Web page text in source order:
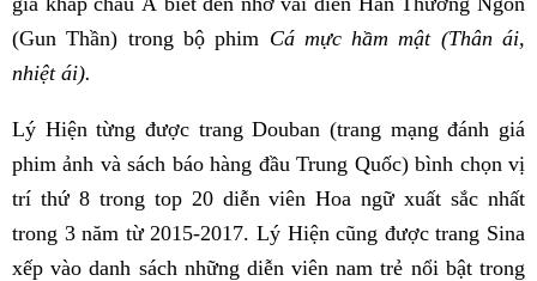
(Gun Thần) trong bộ phim Cá mực hầm mật (Thân ái,
nhiệt ái).
Lý Hiện từng được trang Douban (trang mạng đánh giá
phim ảnh và sách báo hàng đầu Trung Quốc) bình chọn vị
trí thứ 8 trong top 20 diễn viên Hoa ngữ xuất sắc nhất
trong 3 năm từ 2015-2017. Lý Hiện cũng được trang Sina
xếp vào danh sách những diễn viên nam trẻ nổi bật trong